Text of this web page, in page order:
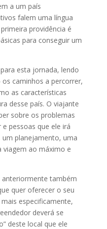
a um país
falem uma língua
providência é
para conseguir um
esta jornada, lendo
caminhos a percorrer,
as características
desse país. O viajante
sobre os problemas
pessoas que ele irá
um planejamento, uma
viagem ao máximo e
também
quer oferecer o seu
especificamente,
deverá se
deste local que ele